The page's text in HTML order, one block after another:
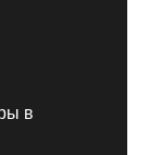
в